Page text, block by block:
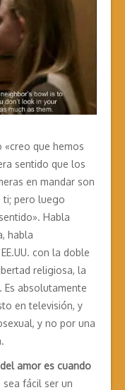
«creo que hemos
sentido que los
en mandar son
ti; pero luego
Habla
habla
con la doble
religiosa, la
absolutamente
en televisión, y
y no por una
amor es cuando
fácil ser un